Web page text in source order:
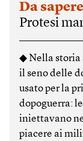
Da sapere
Protesi
◆ Nella storia
il seno delle
usato per la
dopoguerra:
iniettavano
piacere ai